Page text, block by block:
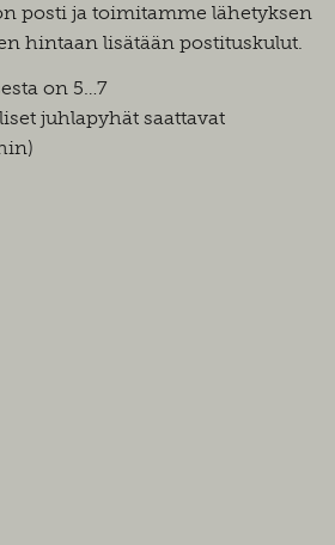
posti ja toimitamme lähetyksen
hintaan lisätään postituskulut.
on 5…7
juhlapyhät saattavat